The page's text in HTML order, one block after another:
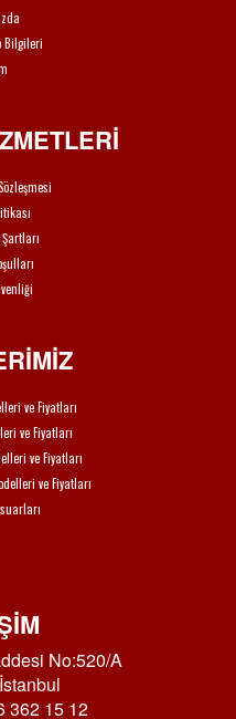
Bilgileri
ve Fiyatları
ve Fiyatları
ve Fiyatları
ve Fiyatları
No:520/A
362 15 12